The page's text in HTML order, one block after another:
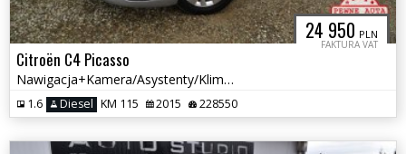
24 950 PLN
FAKTURA VAT
Citroën C4 Picasso
Nawigacja+Kamera/Asystenty/Klimatronic/Automat/Tempomat/Multifunkcja
1.6 Diesel KM 115 2015 228550